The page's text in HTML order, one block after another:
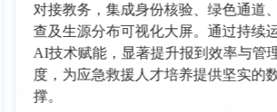
对接教务，集成身份核验、绿色通道
查及生源分布可视化大屏。通过持续
AI技术赋能，显著提升报到效率与管
度，为应急救援人才培养提供坚实的
撑。